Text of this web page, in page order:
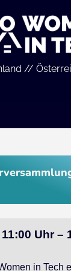
//
Uhr –
in Tech